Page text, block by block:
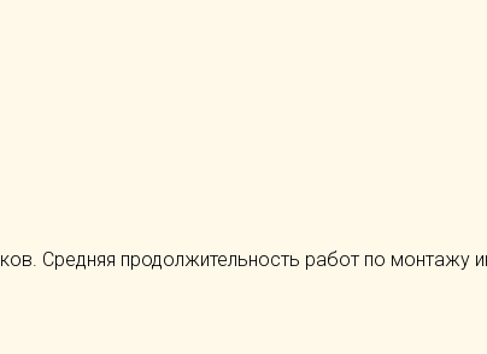
Средняя продолжительность работ по монтажу